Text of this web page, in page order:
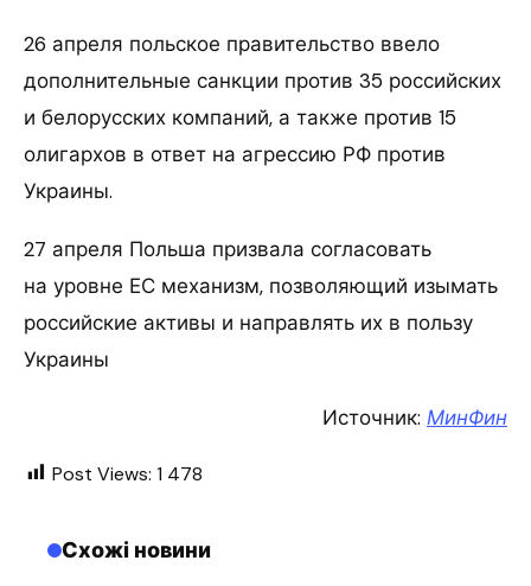
26 апреля польское правительство ввело
дополнительные санкции против 35 российских
и белорусских компаний, а также против 15
олигархов в ответ на агрессию РФ против
Украины.
27 апреля Польша призвала согласовать
на уровне ЕС механизм, позволяющий изымать
российские активы и направлять их в пользу
Украины
Источник: МинФин
Post Views: 1 478
Схожі новини